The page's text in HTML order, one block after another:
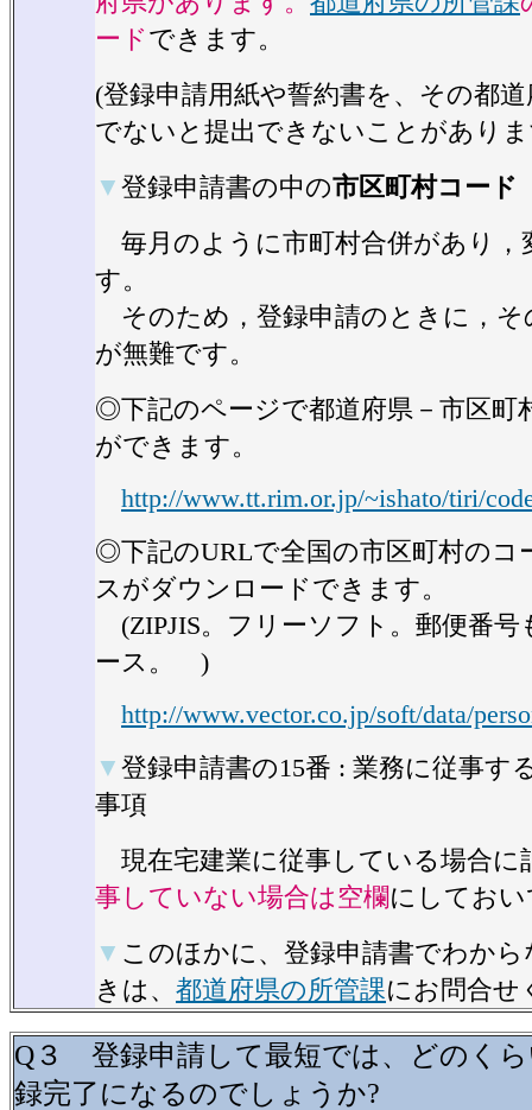
ード できます。
(登録申請用紙や誓約書を、その都
でないと提出できないことがあり
▼ 登録申請書の中の市区町村コード
毎月のように市町村合併があり，
す。
そのため，登録申請のときに，そ
が無難です。
◎下記のページで都道府県－市区町
ができます。
http://www.tt.rim.or.jp/~ishato/tiri/
◎下記のURLで全国の市区町村のコ
スがダウンロードできます。
(ZIPJIS。フリーソフト。郵便番号
ース。 )
http://www.vector.co.jp/soft/data/
▼ 登録申請書の15番 : 業務に従事す
事項
現在宅建業に従事している場合に
事していない場合は空欄にしてお
▼ このほかに、登録申請書でわか
きは、 都道府県の所管課にお問合せ
Q３ 登録申請して最短では、どのく
録完了になるのでしょうか?